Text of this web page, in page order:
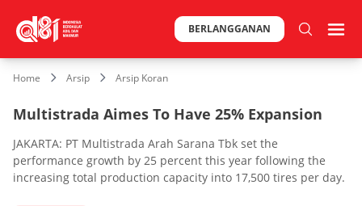
BERLANGGANAN
Home Arsip Arsip Koran
Multistrada Aimes To Have 25% Expansion
JAKARTA: PT Multistrada Arah Sarana Tbk set the
performance growth by 25 percent this year following the
increasing total production capacity into 17,500 tires per day.